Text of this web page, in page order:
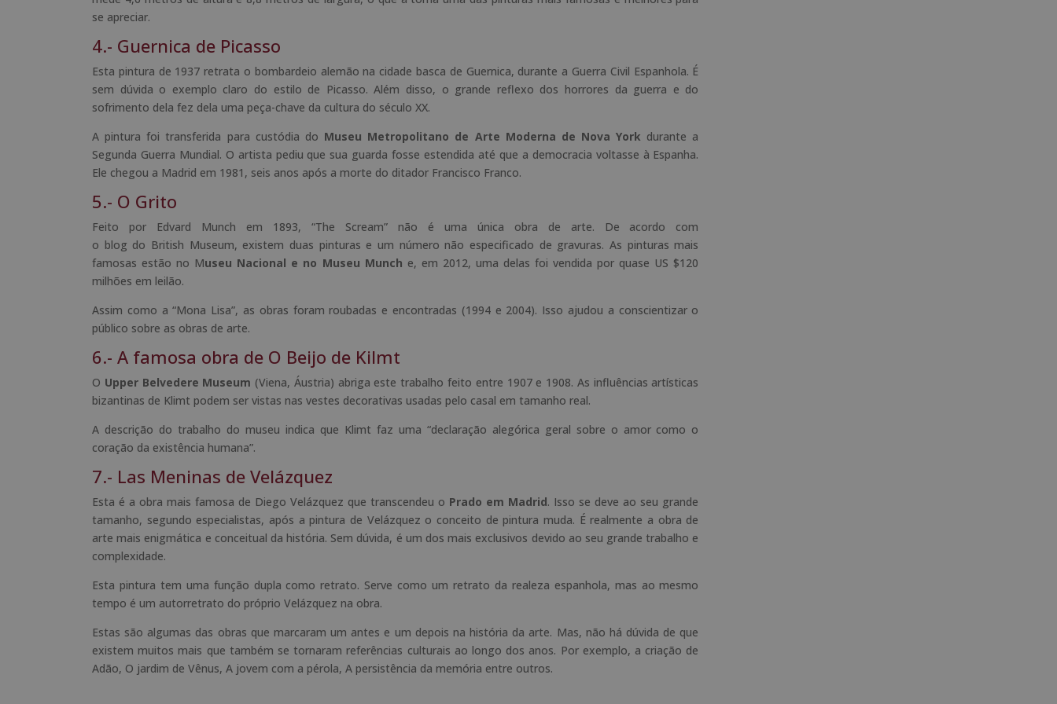
se apreciar.
4.- Guernica de Picasso
Esta pintura de 1937 retrata o bombardeio alemão na cidade basca de Guernica, durante a Guerra Civil Espanhola. É
sem dúvida o exemplo claro do estilo de Picasso. Além disso, o grande reflexo dos horrores da guerra e do
sofrimento dela fez dela uma peça-chave da cultura do século XX.
A pintura foi transferida para custódia do Museu Metropolitano de Arte Moderna de Nova York durante a
Segunda Guerra Mundial. O artista pediu que sua guarda fosse estendida até que a democracia voltasse à Espanha.
Ele chegou a Madrid em 1981, seis anos após a morte do ditador Francisco Franco.
5.- O Grito
Feito por Edvard Munch em 1893, “The Scream” não é uma única obra de arte. De acordo com
o blog do British Museum, existem duas pinturas e um número não especificado de gravuras. As pinturas mais
famosas estão no Museu Nacional e no Museu Munch e, em 2012, uma delas foi vendida por quase US $120
milhões em leilão.
Assim como a “Mona Lisa”, as obras foram roubadas e encontradas (1994 e 2004). Isso ajudou a conscientizar o
público sobre as obras de arte.
6.- A famosa obra de O Beijo de Kilmt
O UpperBelvedere Museum (Viena, Áustria) abriga este trabalho feito entre 1907 e 1908. As influências artísticas
bizantinas de Klimt podem ser vistas nas vestes decorativas usadas pelo casal em tamanho real.
A descrição do trabalho do museu indica que Klimt faz uma “declaração alegórica geral sobre o amor como o
coração da existência humana”.
7.- Las Meninas de Velázquez
Esta é a obra mais famosa de Diego Velázquez que transcendeu o Prado em Madrid. Isso se deve ao seu grande
tamanho, segundo especialistas, após a pintura de Velázquez o conceito de pintura muda. É realmente a obra de
arte mais enigmática e conceitual da história. Sem dúvida, é um dos mais exclusivos devido ao seu grande trabalho e
complexidade.
Esta pintura tem uma função dupla como retrato. Serve como um retrato da realeza espanhola, mas ao mesmo
tempo é um autorretrato do próprio Velázquez na obra.
Estas são algumas das obras que marcaram um antes e um depois na história da arte. Mas, não há dúvida de que
existem muitos mais que também se tornaram referências culturais ao longo dos anos. Por exemplo, a criação de
Adão, O jardim de Vênus, A jovem com a pérola, A persistência da memória entre outros.